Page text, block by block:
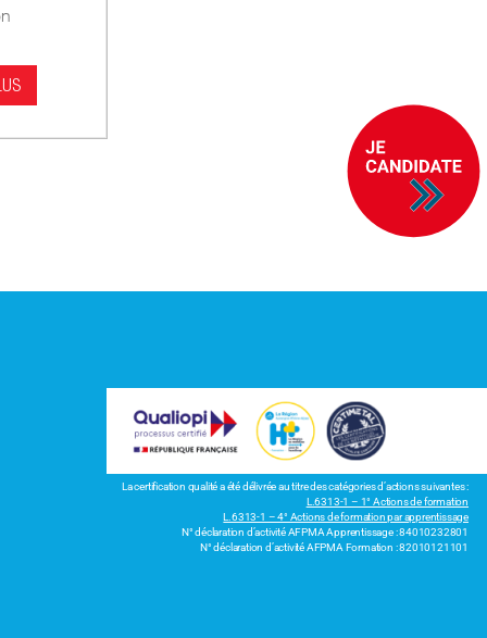
La certification qualité a été délivrée au titre des catégories d’actions suivantes :
L.6313-1 – 1° Actions de formation
L.6313-1 – 4° Actions de formation par apprentissage
N° déclaration d’activité AFPMA Apprentissage : 84010232801
N° déclaration d’activité AFPMA Formation : 82010121101